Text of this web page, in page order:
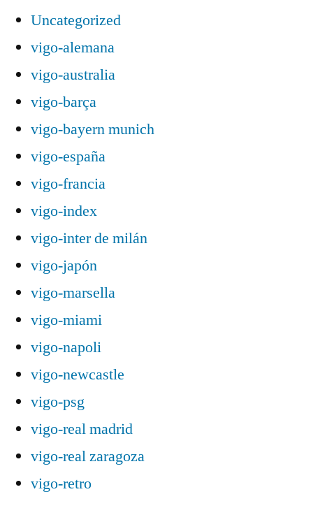
Uncategorized
vigo-alemana
vigo-australia
vigo-barça
vigo-bayern munich
vigo-españa
vigo-francia
vigo-index
vigo-inter de milán
vigo-japón
vigo-marsella
vigo-miami
vigo-napoli
vigo-newcastle
vigo-psg
vigo-real madrid
vigo-real zaragoza
vigo-retro